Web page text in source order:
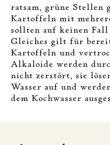
ratsam, grüne Stellen
Kartoffeln mit
sollten auf keinen
Gleiches gilt für
Kartoffeln und
Alkaloide werden
nicht zerstört, sie
Wasser auf und
dem Kochwasser